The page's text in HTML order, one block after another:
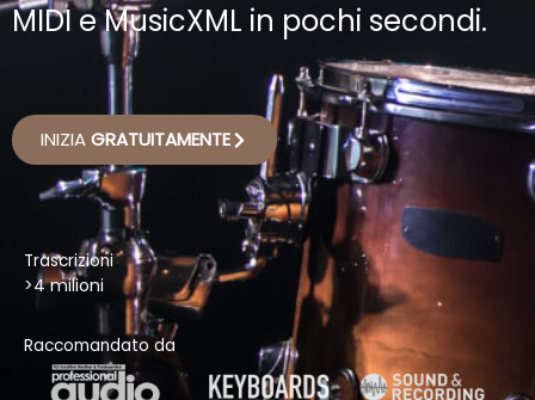
MIDI e MusicXML in pochi secondi.
INIZIAGRATUITAMENTE
Trascrizioni
>4 milioni
Raccomandato da